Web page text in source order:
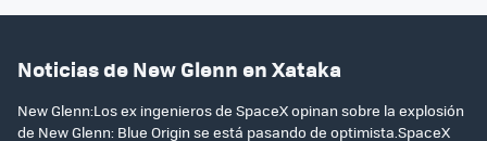
Noticias de New Glenn en Xataka
New Glenn:Los ex ingenieros de SpaceX opinan sobre la explosión
de New Glenn: Blue Origin se está pasando de optimista.SpaceX